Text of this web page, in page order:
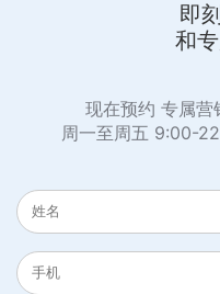
即
和
现在预约 专属营
周一至周五 9:00-